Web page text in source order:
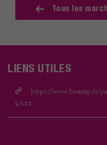
Tous les
LIENS UTILES
https://www.boamp.fr/
9%22